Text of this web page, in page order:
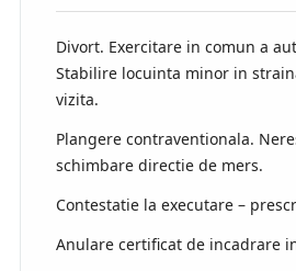
Divort. Exercitare in comun a
Stabilire locuinta minor in
vizita.
Plangere contraventionala.
schimbare directie de mers.
Contestatie la executare –
Anulare certificat de incadrare